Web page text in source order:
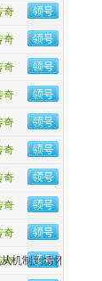
奇
奇
奇
奇
奇
奇
奇
奇
奇
奇机制到情怀的全民�